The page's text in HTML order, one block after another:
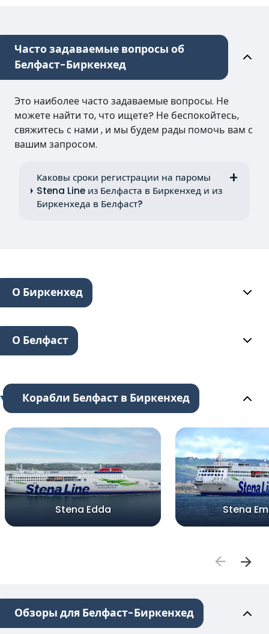
Часто задаваемые вопросы об
Белфаст-Биркенхед
Это наиболее часто задаваемые вопросы. Не
можете найти то, что ищете? Не беспокойтесь,
свяжитесь с нами , и мы будем рады помочь вам с
вашим запросом.
Каковы сроки регистрации на паромы
Stena Line из Белфаста в Биркенхед и из
Биркенхеда в Белфаст?
О Биркенхед
О Белфаст
Корабли Белфаст в Биркенхед
Stena Edda Stena
Обзоры для Белфаст-Биркенхед